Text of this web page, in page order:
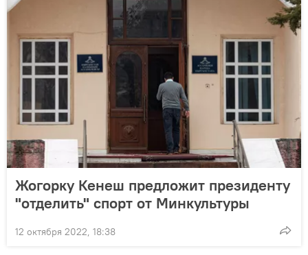
Жогорку Кенеш предложит президенту
"отделить" спорт от Минкультуры
12 октября 2022, 18:38